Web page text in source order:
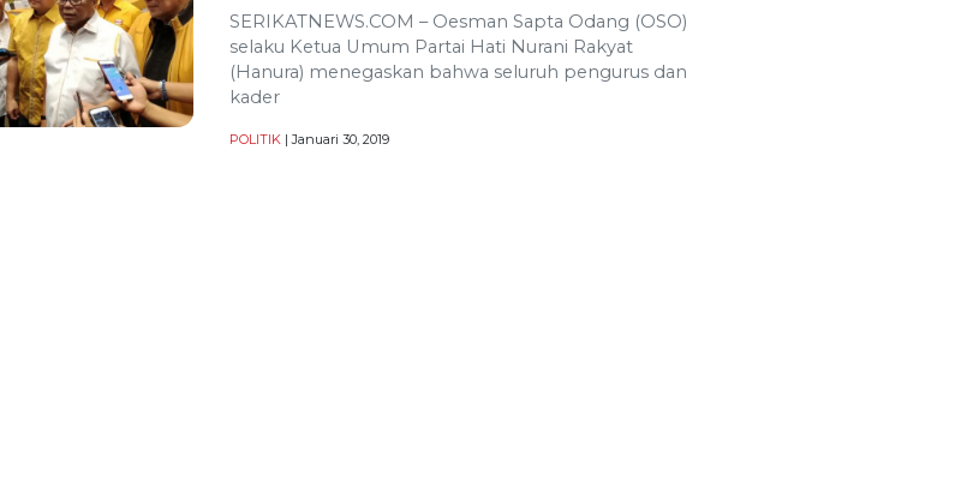
SERIKATNEWS.COM – Oesman Sapta Odang (OSO)
selaku Ketua Umum Partai Hati Nurani Rakyat
(Hanura) menegaskan bahwa seluruh pengurus dan
kader
POLITIK | Januari 30, 2019